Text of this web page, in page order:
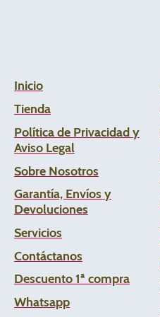
Inicio
Tienda
Política de Privacidad y
Aviso Legal
Sobre Nosotros
Garantía, Envíos y
Devoluciones
Servicios
Contáctanos
Descuento 1ª compra
Whatsapp